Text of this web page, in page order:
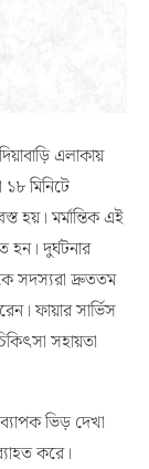
এলাকায়
মিনিটে
হয়। মর্মান্তিক এই
দুর্ঘটনার
সদস্যরা দ্রুততম
ফায়ার সার্ভিস
সহায়তা
ভিড় দেখা
করে।